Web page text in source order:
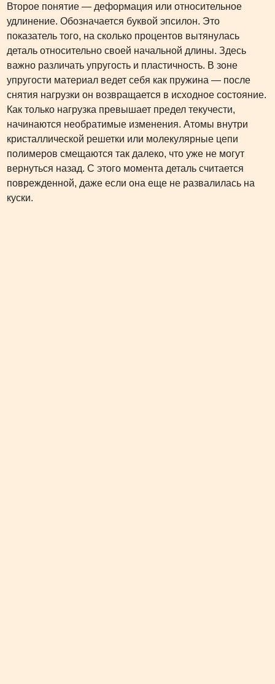
Второе понятие — деформация или относительное
удлинение. Обозначается буквой эпсилон. Это
показатель того, на сколько процентов вытянулась
деталь относительно своей начальной длины. Здесь
важно различать упругость и пластичность. В зоне
упругости материал ведет себя как пружина — после
снятия нагрузки он возвращается в исходное состояние.
Как только нагрузка превышает предел текучести,
начинаются необратимые изменения. Атомы внутри
кристаллической решетки или молекулярные цепи
полимеров смещаются так далеко, что уже не могут
вернуться назад. С этого момента деталь считается
поврежденной, даже если она еще не развалилась на
куски.